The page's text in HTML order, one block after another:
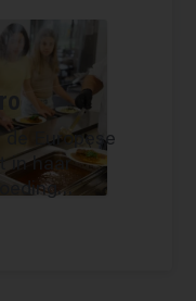
Europese
in haar